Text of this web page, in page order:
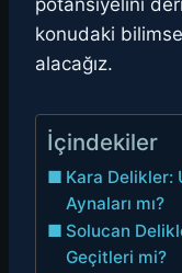
potansiyelini
konudaki
alacağız.
İçindekiler
Kara Delikler:
Aynaları mı?
Solucan
Geçitleri mi?